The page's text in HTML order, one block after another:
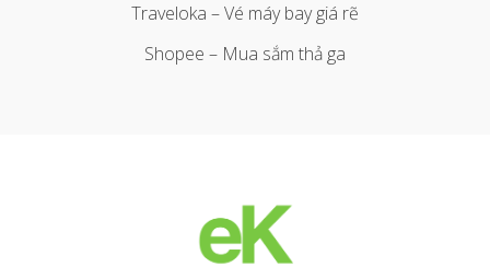
Traveloka – Vé máy bay giá rẽ
Shopee – Mua sắm thả ga